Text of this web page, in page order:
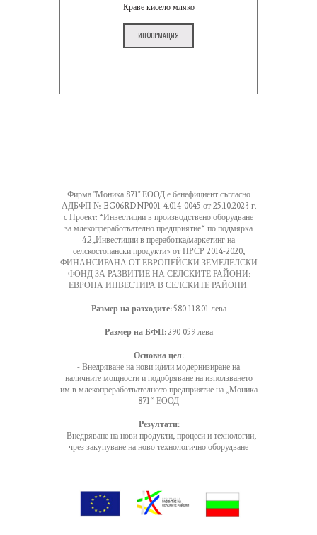
Краве кисело мляко
ИНФОРМАЦИЯ
Фирма "Моника 871" ЕООД е бенефициент съгласно
АДБФП № BG06RDNP001-4.014-0045 от 25.10.2023 г.
с Проект: “Инвестиции в производствено оборудване
за млекопреработвателно предприятие“ по подмярка
4.2„Инвестиции в преработка/маркетинг на
селскостопански продукти» от ПРСР 2014-2020,
ФИНАНСИРАНА ОТ ЕВРОПЕЙСКИ ЗЕМЕДЕЛСКИ
ФОНД ЗА РАЗВИТИЕ НА СЕЛСКИТЕ РАЙОНИ:
ЕВРОПА ИНВЕСТИРА В СЕЛСКИТЕ РАЙОНИ.
Размер на разходите:580 118.01 лева
Размер на БФП:290 059 лева
Основна цел:
- Внедряване на нови и/или модернизиране на
наличните мощности и подобряване на използването
им в млекопреработвателното предприятие на „Моника
871“ ЕООД
Резултати:
- Внедряване на нови продукти, процеси и технологии,
чрез закупуване на ново технологично оборудване